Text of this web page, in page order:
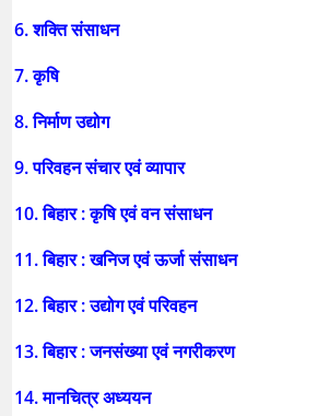
6. शक्ति संसाधन
7. कृषि
8. निर्माण उद्योग
9. परिवहन संचार एवं व्यापार
10. बिहार : कृषि एवं वन संसाधन
11. बिहार : खनिज एवं ऊर्जा संसाधन
12. बिहार : उद्योग एवं परिवहन
13. बिहार : जनसंख्या एवं नगरीकरण
14. मानचित्र अध्ययन